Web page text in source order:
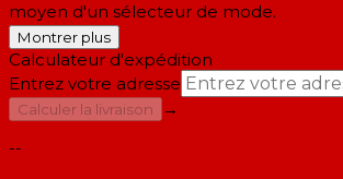
moyen d'un sélecteur de mode.
Montrer plus
Calculateur d'expédition
Entrez votre adresse
Calculer la livraison
→
--